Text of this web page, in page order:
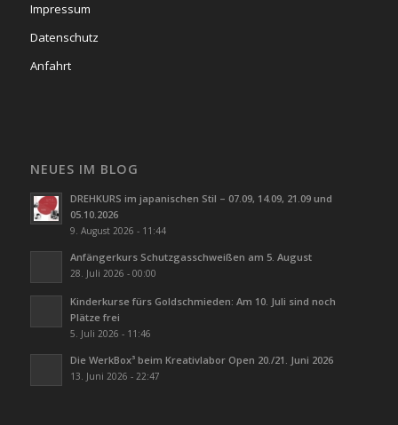
Impressum
Datenschutz
Anfahrt
NEUES IM BLOG
DREHKURS im japanischen Stil – 07.09, 14.09, 21.09 und
05.10.2026
9. August 2026 - 11:44
Anfängerkurs Schutzgasschweißen am 5. August
28. Juli 2026 - 00:00
Kinderkurse fürs Goldschmieden: Am 10. Juli sind noch
Plätze frei
5. Juli 2026 - 11:46
Die WerkBox³ beim Kreativlabor Open 20./21. Juni 2026
13. Juni 2026 - 22:47